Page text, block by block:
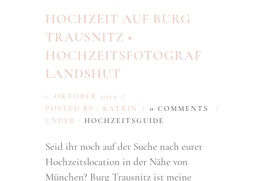
HOCHZEIT AUF BURG
TRAUSNITZ •
HOCHZEITSFOTOGRAF
LANDSHUT
1. OKTOBER 2019
/
POSTED BY : KATRIN
/ 0 COMMENTS
/
UNDER : HOCHZEITSGUIDE
Seid ihr noch auf der Suche nach eurer
Hochzeitslocation in der Nähe von
München? Burg Trausnitz ist meine